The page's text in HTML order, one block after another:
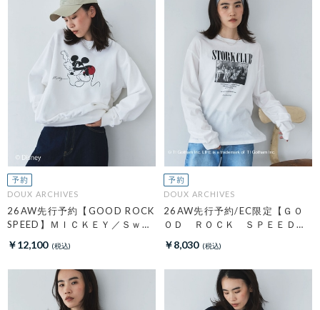
DOUX ARCHIVES
26AW先行予約【GOOD ROCK
SPEED】ＭＩＣＫＥＹ／Ｓｗｅ
￥12,100
DOUX ARCHIVES
26AW先行予約/EC限定【ＧＯ
ＯＤ ＲＯＣＫ ＳＰＥＥＤ】
ＥＥ
￥8,030